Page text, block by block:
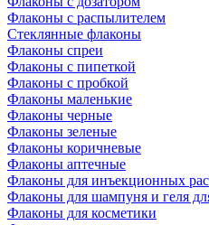
Флаконы с распылителем
Стеклянные флаконы
Флаконы cпреи
Флаконы с пипеткой
Флаконы с пробкой
Флаконы маленькие
Флаконы черные
Флаконы зеленые
Флаконы коричневые
Флаконы аптечные
Флаконы для инъекционных
Флаконы для шампуня и геля
Флаконы для косметики